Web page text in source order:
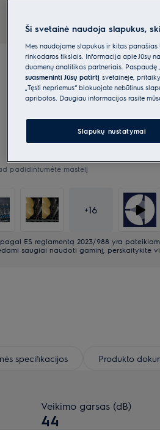
padidintumėte mastelį
+16
ES reglamentą 2023/988 yra
saugiai naudoti gaminį, perskaitykite
specifikacijos Produkto
Veikimo garsas (dB)
44
Ši svetainė naudoja slapukus,
Mes naudojame slapukus ir kitas
rinkodaros tikslais. Informacija apie Jūsų
duomenų analitikos partneriais. Paspaudę
suasmeninti Jūsų patirtį svetainėje,
„Tęsti nepriėmus“ blokuojate nebūtinus
apribotos. Daugiau informacijos rasite
Slapukų nustatymai